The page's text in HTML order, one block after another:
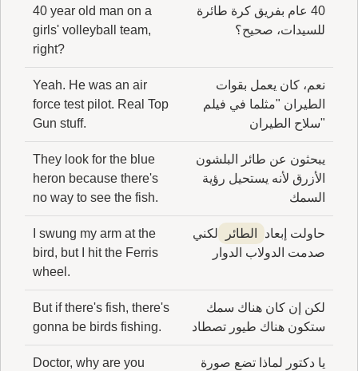
40 عام بفريق كرة طائرة
للسيدات، صحيح؟
40 year old man on a
girls' volleyball team,
right?
نعم، كان يعمل بقوات
الطيران "مثلما في فيلم
"سلاح الطيران
Yeah. He was an air
force test pilot. Real Top
Gun stuff.
يبحثون عن طائر البلشون
الأزرق لأنه يستحيل رؤية
السمك
They look for the blue
heron because there's
no way to see the fish.
حاولت إبعاد الطائر
لكني
صدمت الدولاب الدوار
I swung my arm at the
bird, but I hit the Ferris
wheel.
لكن إن كان هناك سمك
ستكون هناك طيور تصطاد
But if there's fish, there's
gonna be birds fishing.
يا دكتور لماذا تضع صورة
Doctor, why are you